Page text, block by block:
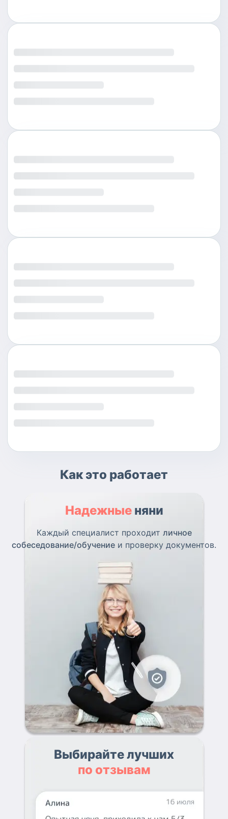
Как это работает
Надежные няни
Каждый специалист проходит личное
собеседование/обучение и проверку документов.
Выбирайте лучших
по отзывам